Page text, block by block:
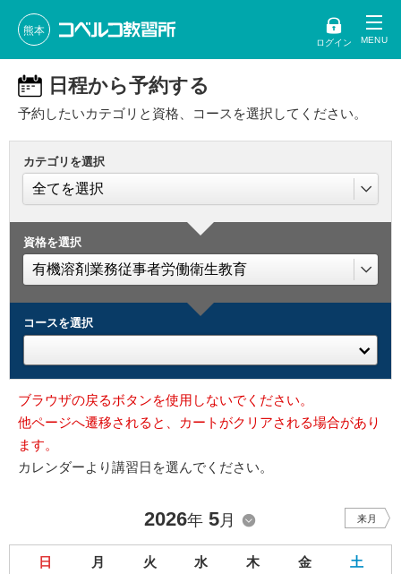
熊本
ログイン
日程から予約する
予約したいカテゴリと資格、コースを選択してください。
カテゴリを選択
資格を選択
コースを選択
ブラウザの戻るボタンを使用しないでください。
他ページへ遷移されると、カートがクリアされる場合があり
ます。
カレンダーより講習日を選んでください。
2026年 5月 来月
日 月 火 水 木 金 土